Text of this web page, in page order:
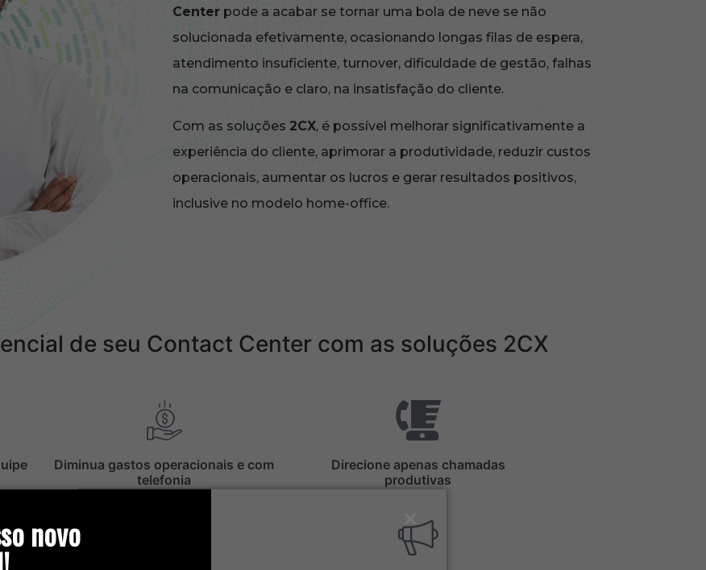
novo
Center pode a acabar se tornar uma bola de neve se não
solucionada efetivamente, ocasionando longas filas de espera,
atendimento insuficiente, turnover, dificuldade de gestão, falhas
na comunicação e claro, na insatisfação do cliente.
Com as soluções 2CX, é possível melhorar significativamente a
experiência do cliente, aprimorar a produtividade, reduzir custos
operacionais, aumentar os lucros e gerar resultados positivos,
inclusive no modelo home-office.
de seu Contact Center com as soluções 2CX
Diminua gastos operacionais e com
telefonia
Direcione apenas chamadas
produtivas